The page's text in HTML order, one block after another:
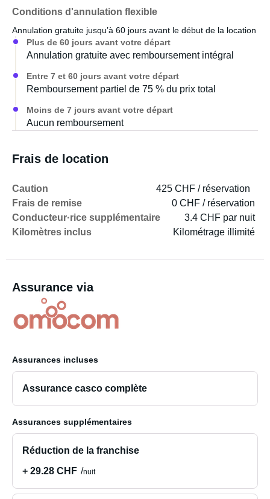
Conditions d'annulation flexible
Annulation gratuite jusqu’à 60 jours avant le début de la location
Plus de 60 jours avant votre départ
Annulation gratuite avec remboursement intégral
Entre 7 et 60 jours avant votre départ
Remboursement partiel de 75 % du prix total
Moins de 7 jours avant votre départ
Aucun remboursement
Frais de location
Caution
425 CHF / réservation
Frais de remise
0 CHF / réservation
Conducteur·rice supplémentaire
3.4 CHF par nuit
Kilomètres inclus
Kilométrage illimité
Assurance via
Assurances incluses
Assurance casco complète
Assurances supplémentaires
Réduction de la franchise
+ 29.28 CHF
nuit